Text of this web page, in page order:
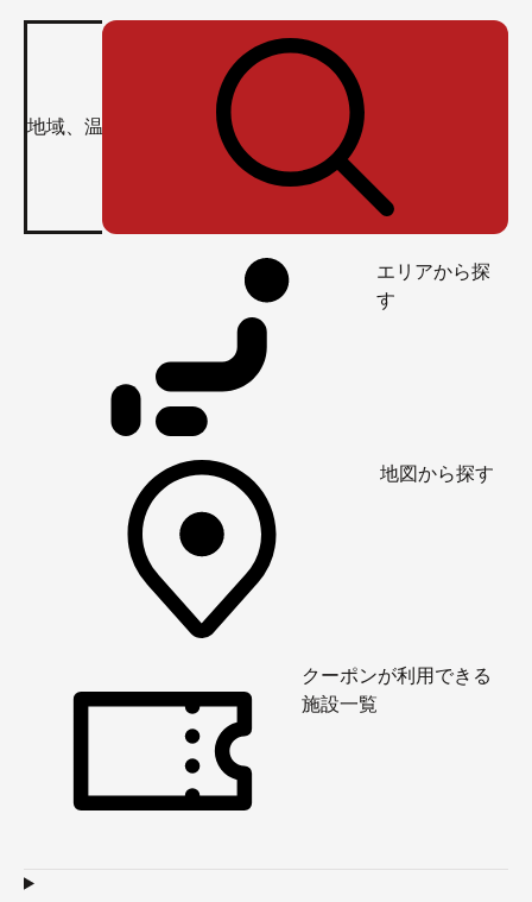
エリアから探
す
地図から探す
クーポンが利用できる
施設一覧